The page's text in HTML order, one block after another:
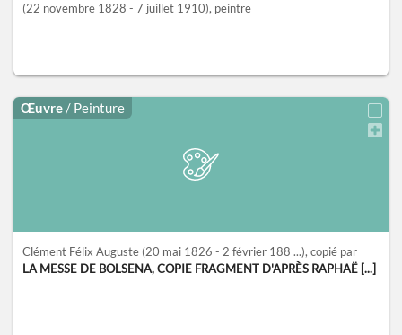
(22 novembre 1828 - 7 juillet 1910), peintre
Œuvre / Peinture
Clément Félix Auguste (20 mai 1826 - 2 février 188 ...), copié par
LA MESSE DE BOLSENA, COPIE FRAGMENT D'APRÈS RAPHAË [...]